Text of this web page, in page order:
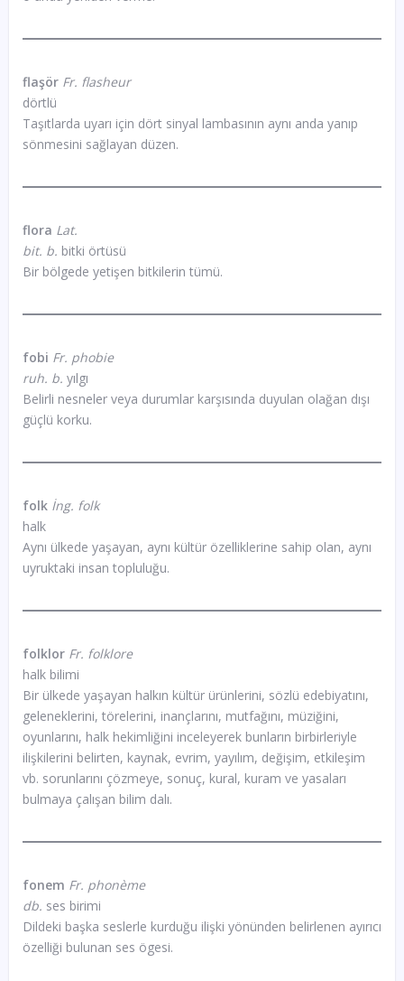
flaşörFr. flasheur
dörtlü
Taşıtlarda uyarı için dört sinyal lambasının aynı anda yanıp
sönmesini sağlayan düzen.
flora Lat.
bit. b. bitki örtüsü
Bir bölgede yetişen bitkilerin tümü.
fobi Fr. phobie
ruh. b. yılgı
Belirli nesneler veya durumlar karşısında duyulan olağan dışı
güçlü korku.
folkİng. folk
halk
Aynı ülkede yaşayan, aynı kültür özelliklerine sahip olan, aynı
uyruktaki insan topluluğu.
folklorFr. folklore
halk bilimi
Bir ülkede yaşayan halkın kültür ürünlerini, sözlü edebiyatını,
geleneklerini, törelerini, inançlarını, mutfağını, müziğini,
oyunlarını, halk hekimliğini inceleyerek bunların birbirleriyle
ilişkilerini belirten, kaynak, evrim, yayılım, değişim, etkileşim
vb. sorunlarını çözmeye, sonuç, kural, kuram ve yasaları
bulmaya çalışan bilim dalı.
fonem Fr. phonème
db. ses birimi
Dildeki başka seslerle kurduğu ilişki yönünden belirlenen ayırıcı
özelliği bulunan ses ögesi.